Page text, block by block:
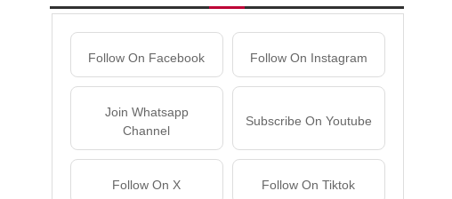
Follow On Instagram
Follow On Facebook
Subscribe On Youtube
Join Whatsapp
Channel
Follow On Tiktok
Follow On X